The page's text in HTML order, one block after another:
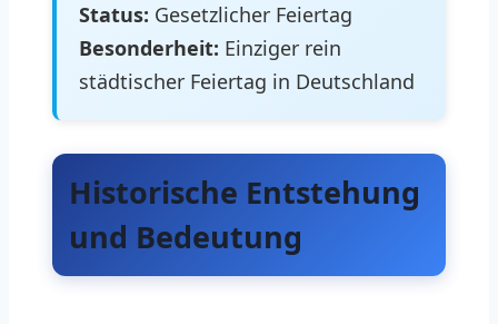
Status: Gesetzlicher Feiertag
Besonderheit: Einziger rein
städtischer Feiertag in Deutschland
Historische Entstehung
und Bedeutung